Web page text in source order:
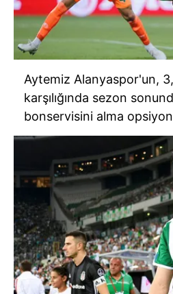
Aytemiz Alanyaspor'un,
karşılığında sezon
bonservisini alma